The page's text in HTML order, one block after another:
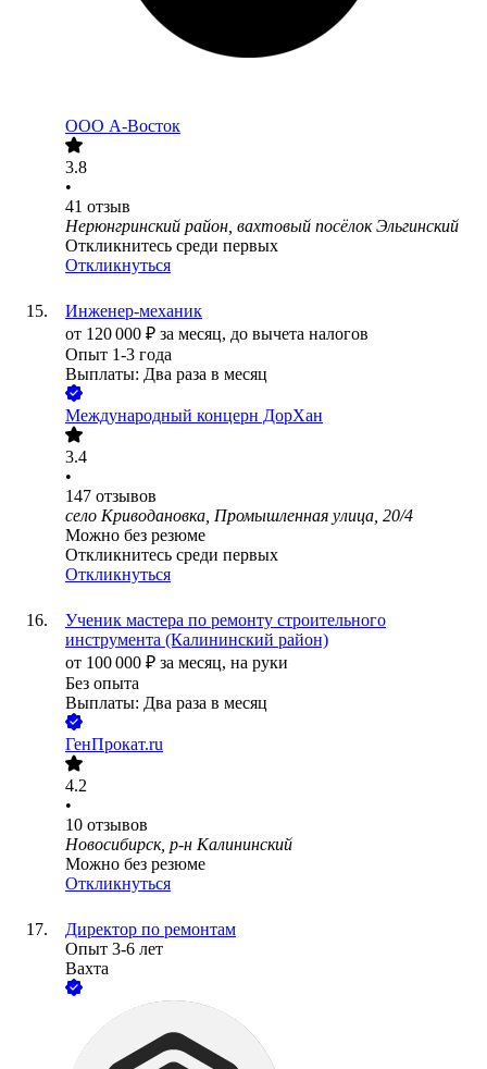
ООО А-Восток
3.8
•
41 отзыв
Нерюнгринский район, вахтовый посёлок Эльгинский
Откликнитесь среди первых
Откликнуться
Инженер-механик
от 120 000 ₽ за месяц, до вычета налогов
Опыт 1-3 года
Выплаты: Два раза в месяц
Международный концерн ДорХан
3.4
•
147 отзывов
село Криводановка, Промышленная улица, 20/4
Можно без резюме
Откликнитесь среди первых
Откликнуться
Ученик мастера по ремонту строительного
инструмента (Калининский район)
от 100 000 ₽ за месяц, на руки
Без опыта
Выплаты: Два раза в месяц
ГенПрокат.ru
4.2
•
10 отзывов
Новосибирск, р-н Калининский
Можно без резюме
Откликнуться
Директор по ремонтам
Опыт 3-6 лет
Вахта